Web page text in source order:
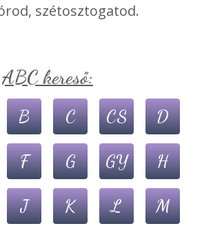
szétosztogatod.
ABC kereső:
B C CS D
F G GY H
J K L M